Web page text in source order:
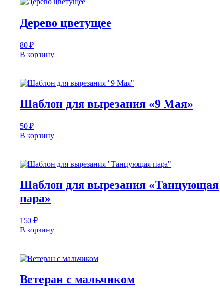
Дерево цветущее
80 ₽
В корзину
Шаблон для вырезания «9 Мая»
50 ₽
В корзину
Шаблон для вырезания «Танцующая
пара»
150 ₽
В корзину
Ветеран с мальчиком